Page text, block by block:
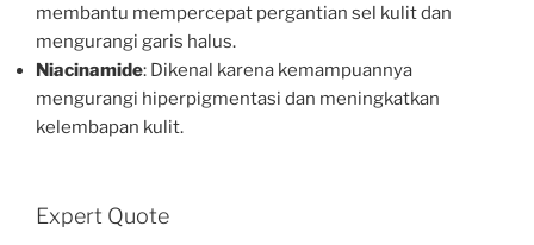
membantu mempercepat pergantian sel kulit dan
mengurangi garis halus.
Niacinamide: Dikenal karena kemampuannya
mengurangi hiperpigmentasi dan meningkatkan
kelembapan kulit.
Expert Quote